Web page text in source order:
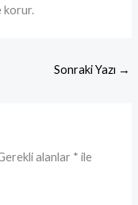
korur.
Sonraki Yazı →
alanlar * ile